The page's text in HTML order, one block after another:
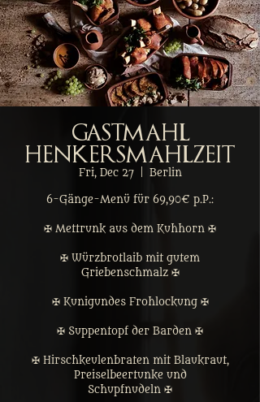
Gastmahl
Henkersmahlzeit
Fri, Dec 27
  |
Berlin
6-Gänge-Menü für 69,90€ p.P.:
✠ Mettrunk aus dem Kuhhorn ✠
✠ Würzbrotlaib mit gutem
Griebenschmalz ✠
✠ Kunigundes Frohlockung ✠
✠ Suppentopf der Barden ✠
✠ Hirschkeulenbraten mit Blaukraut,
Preiselbeertunke und
Schupfnudeln ✠